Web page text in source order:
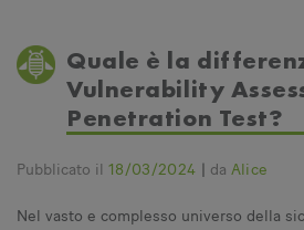
Quale è la
Vulnerability
Penetration Test?
Pubblicato il 18/03/2024 da Alice
Nel vasto e complesso universo della